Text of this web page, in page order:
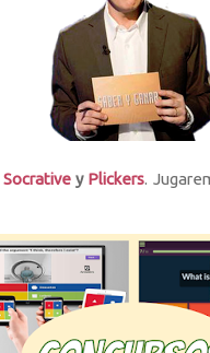
Socrativey Plickers.